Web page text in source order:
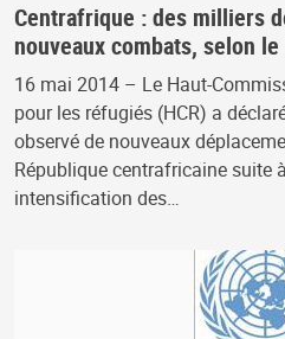
Centrafrique : des milliers
nouveaux combats, selon le
16 mai 2014 – Le Haut-
pour les réfugiés (HCR) a
observé de nouveaux
République centrafricaine suite
intensification des…